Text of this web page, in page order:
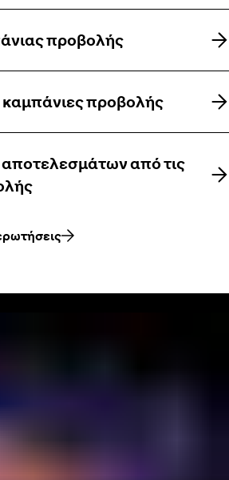
προβολής
προβολής
καμπάνιες προβολής
καμπάνιες προβολής
από τις
από τις